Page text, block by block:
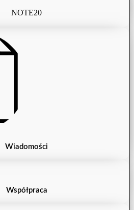
NOTE20
Wiadomości
Współpraca